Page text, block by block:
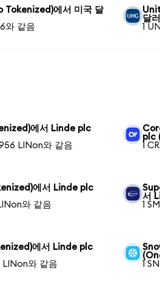
Tokenized)에서 미국 달
와 같음
달러
1
에서 Linde plc
LINon와 같음
plc
1
에서 Linde plc
와 같음
서
1
에서 Linde plc
LINon와 같음
1